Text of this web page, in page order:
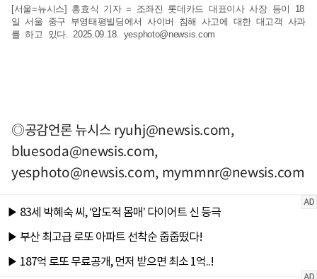
[서울=뉴시스] 홍효식 기자 = 조좌진 롯데카드 대표이사 사장 등이 18
일 서울 중구 부영태평빌딩에서 사이버 침해 사고에 대한 대고객 사과
를 하고 있다. 2025.09.18. yesphoto@newsis.com
◎공감언론 뉴시스ryuhj@newsis.com,
bluesoda@newsis.com,
yesphoto@newsis.com, mymmnr@newsis.com